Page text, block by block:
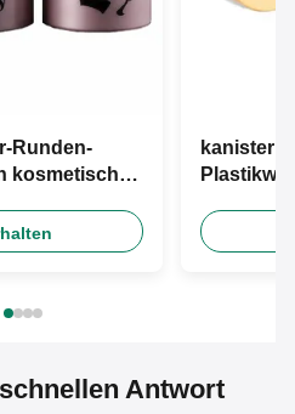
Runden-
kosmetische
kanister
Antwort